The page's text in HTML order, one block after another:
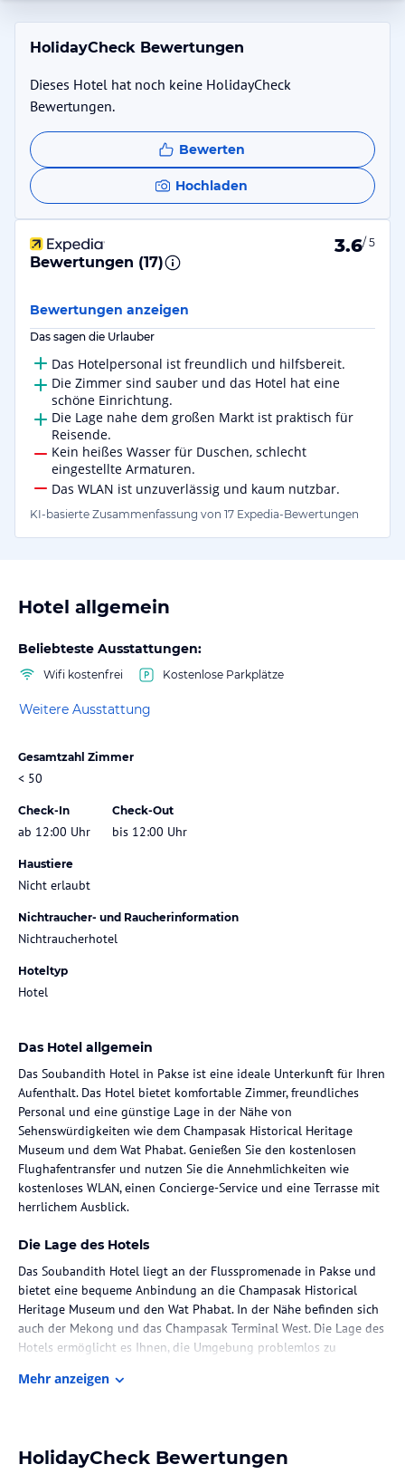
HolidayCheck Bewertungen
Dieses Hotel hat noch keine HolidayCheck
Bewertungen.
Bewerten
Hochladen
Bewertungen (17)
3.6/ 5
Bewertungen anzeigen
Das sagen die Urlauber
Das Hotelpersonal ist freundlich und hilfsbereit.
Die Zimmer sind sauber und das Hotel hat eine
schöne Einrichtung.
Die Lage nahe dem großen Markt ist praktisch für
Reisende.
Kein heißes Wasser für Duschen, schlecht
eingestellte Armaturen.
Das WLAN ist unzuverlässig und kaum nutzbar.
KI-basierte Zusammenfassung von 17 Expedia-Bewertungen
Hotel allgemein
Beliebteste Ausstattungen:
Wifi kostenfrei Kostenlose Parkplätze
Weitere Ausstattung
Gesamtzahl Zimmer
< 50
Check-In
ab 12:00 Uhr
Check-Out
bis 12:00 Uhr
Haustiere
Nicht erlaubt
Nichtraucher- und Raucherinformation
Nichtraucherhotel
Hoteltyp
Hotel
Das Hotel allgemein
Das Soubandith Hotel in Pakse ist eine ideale Unterkunft für Ihren
Aufenthalt. Das Hotel bietet komfortable Zimmer, freundliches
Personal und eine günstige Lage in der Nähe von
Sehenswürdigkeiten wie dem Champasak Historical Heritage
Museum und dem Wat Phabat. Genießen Sie den kostenlosen
Flughafentransfer und nutzen Sie die Annehmlichkeiten wie
kostenloses WLAN, einen Concierge-Service und eine Terrasse mit
herrlichem Ausblick.
Die Lage des Hotels
Das Soubandith Hotel liegt an der Flusspromenade in Pakse und
bietet eine bequeme Anbindung an die Champasak Historical
Heritage Museum und den Wat Phabat. In der Nähe befinden sich
auch der Mekong und das Champasak Terminal West. Die Lage des
Hotels ermöglicht es Ihnen, die Umgebung problemlos zu
mit Annehmlichkeiten wie Kühlschrank, Flachbildfernseher und
kostenlosem WLAN ausgestattet sind. Die Zimmer sind gemütlich
Mehr anzeigen
HolidayCheck Bewertungen